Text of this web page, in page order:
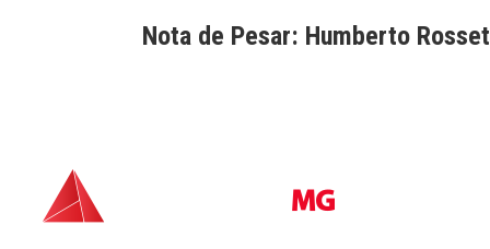
Nota de Pesar: Humberto